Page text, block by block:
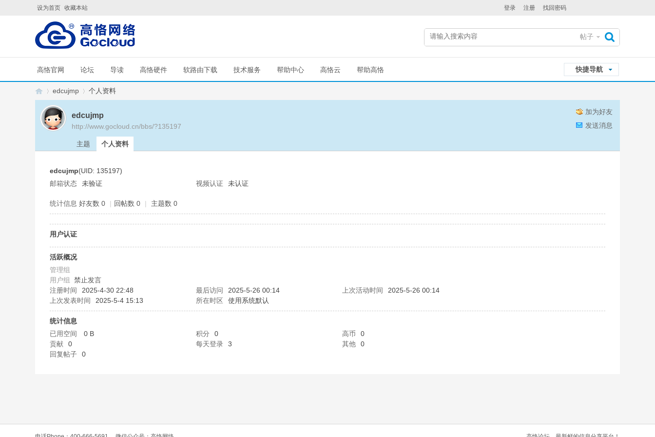
设为首页 收藏本站 登录 注册 找回密码
帖子
快捷导航
高恪官网 论坛 导读 高恪硬件 软路由下载 技术服务 帮助中心 高恪云 帮助高恪
L
edcujmp
›
个人资料
加为好友
发送消息
edcujmp
http://www.gocloud.cn/bbs/?135197
主题 个人资料
edcujmp(UID: 135197)
邮箱状态
未验证 视频认证 未认证
统计信息 好友数 0 | 回帖数 0 | 主题数 0
用户认证
活跃概况
管理组
用户组 禁止发言
注册时间
2025-4-30 22:48 最后访问 2025-5-26 00:14 上次活动时间
2025-5-26 00:14
上次发表时间
2025-5-4 15:13 所在时区 使用系统默认
统计信息
已用空间
0 B 积分 0 高币
0
贡献
0 每天登录 3 其他
0
回复帖子
0